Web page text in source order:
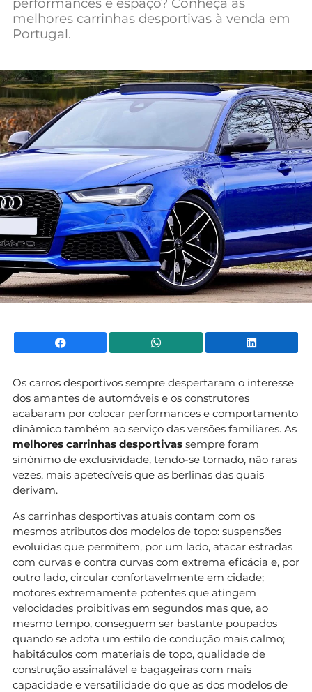
Mundial 2026
melhores carrinhas desportivas à venda em
Portugal.
Facebook WhatsApp
Os carros desportivos sempre despertaram o interesse
dos amantes de automóveis e os construtores
acabaram por colocar performances e comportamento
dinâmico também ao serviço das versões familiares. As
melhores carrinhas desportivas sempre foram
sinónimo de exclusividade, tendo-se tornado, não raras
vezes, mais apetecíveis que as berlinas das quais
derivam.
As carrinhas desportivas atuais contam com os
mesmos atributos dos modelos de topo: suspensões
evoluídas que permitem, por um lado, atacar estradas
com curvas e contra curvas com extrema eficácia e, por
outro lado, circular confortavelmente em cidade;
motores extremamente potentes que atingem
velocidades proibitivas em segundos mas que, ao
mesmo tempo, conseguem ser bastante poupados
quando se adota um estilo de condução mais calmo;
habitáculos com materiais de topo, qualidade de
construção assinalável e bagageiras com mais
capacidade e versatilidade do que as dos modelos de